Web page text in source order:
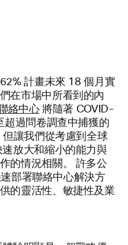
計畫未來 18 個月實
在市場中所看到的內
絡中心將隨著 COVID-
超過問卷調查中捕獲的
讓我們從考慮到全球
放大和縮小的能力與
的情況相關。 許多公
速部署聯絡中心解決方
的靈活性、敏捷性及業